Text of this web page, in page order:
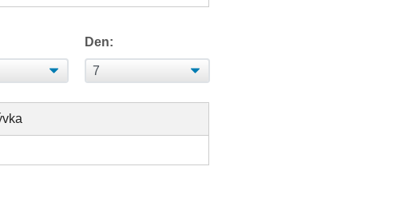
Den: